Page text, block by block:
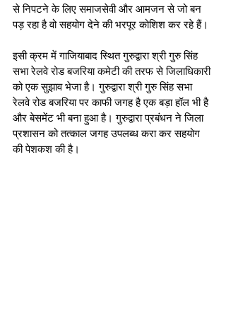
से निपटने के लिए समाजसेवी और आमजन से जो बन
पड़ रहा है वो सहयोग देने की भरपूर कोशिश कर रहे हैं।
इसी क्रम में गाजियाबाद स्थित गुरुद्वारा श्री गुरु सिंह
सभा रेलवे रोड बजरिया कमेटी की तरफ से जिलाधिकारी
को एक सुझाव भेजा है। गुरुद्वारा श्री गुरु सिंह सभा
रेलवे रोड बजरिया पर काफी जगह है एक बड़ा हॉल भी है
और बेसमेंट भी बना हुआ है। गुरुद्वारा प्रबंधन ने जिला
प्रशासन को तत्काल जगह उपलब्ध करा कर सहयोग
की पेशकश की है।